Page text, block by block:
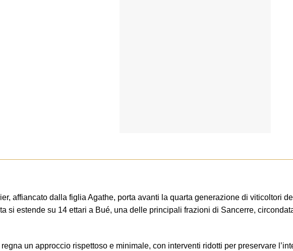
affiancato dalla figlia Agathe, porta avanti la quarta generazione di viticoltori
si estende su 14 ettari a Bué, una delle principali frazioni di Sancerre,
un approccio rispettoso e minimale, con interventi ridotti per preservare